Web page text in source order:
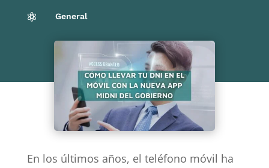
 General
En los últimos años, el teléfono móvil ha